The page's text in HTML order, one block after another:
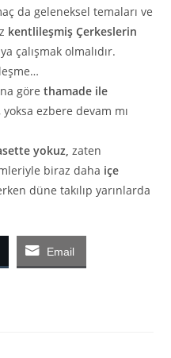
da geleneksel temaları ve
kentlileşmiş Çerkeslerin
çalışmak olmalıdır.
görethamade ile
, yoksa ezbere devam mı
yokuz, zaten
biraz daha içe
düne takılıp yarınlarda
Email